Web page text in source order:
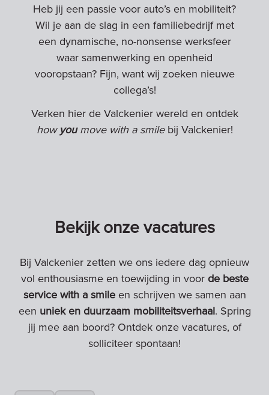
Heb jij een passie voor auto’s en mobiliteit?
Wil je aan de slag in een familiebedrijf met
een dynamische, no-nonsense werksfeer
waar samenwerking en openheid
vooropstaan? Fijn, want wij zoeken nieuwe
collega’s!
Verken hier de Valckenier wereld en ontdek
howyoumove with a smilebij Valckenier!
Bekijk onze vacatures
Bij Valckenier zetten we ons iedere dag opnieuw
vol enthousiasme en toewijding in voor de beste
service with a smileen schrijven we samen aan
een uniek en duurzaam mobiliteitsverhaal. Spring
jij mee aan boord? Ontdek onze vacatures, of
solliciteer spontaan!